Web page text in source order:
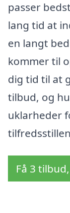
passer
lang tid at
en langt
kommer til
dig tid til at
tilbud, og
uklarheder
Få 3